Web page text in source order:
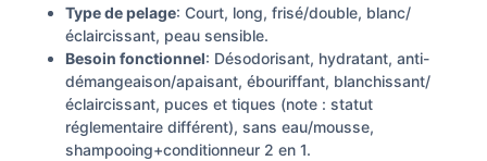
Type de pelage: Court, long, frisé/double, blanc/
éclaircissant, peau sensible.
Besoin fonctionnel: Désodorisant, hydratant, anti-
démangeaison/apaisant, ébouriffant, blanchissant/
éclaircissant, puces et tiques (note : statut
réglementaire différent), sans eau/mousse,
shampooing+conditionneur 2 en 1.